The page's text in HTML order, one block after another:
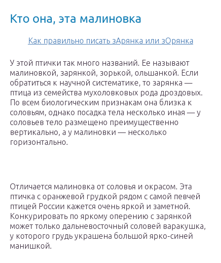
Кто она, эта малиновка
Как правильно писать зАрянка или зОрянка
У этой птички так много названий. Ее называют
малиновкой, зарянкой, зорькой, ольшанкой. Если
обратиться к научной систематике, то зарянка —
птица из семейства мухоловковых рода дроздовых.
По всем биологическим признакам она близка к
соловьям, однако посадка тела несколько иная — у
соловьев тело размещено преимущественно
вертикально, а у малиновки — несколько
горизонтально.
Отличается малиновка от соловья и окрасом. Эта
птичка с оранжевой грудкой рядом с самой певчей
птицей России кажется очень яркой и заметной.
Конкурировать по яркому оперению с зарянкой
может только дальневосточный соловей варакушка,
у которого грудь украшена большой ярко-синей
манишкой.